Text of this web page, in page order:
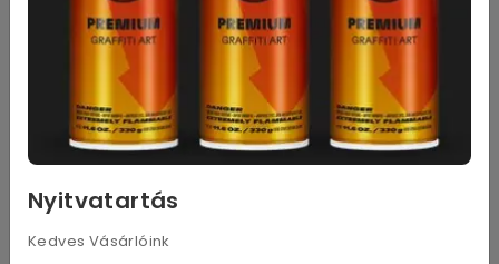
Nyitvatartás
Kedves Vásárlóink